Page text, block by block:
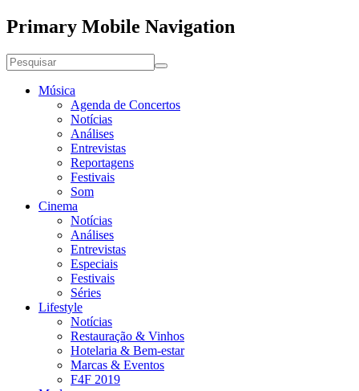
Primary Mobile Navigation
Música
Agenda de Concertos
Notícias
Análises
Entrevistas
Reportagens
Festivais
Som
Cinema
Notícias
Análises
Entrevistas
Especiais
Festivais
Séries
Lifestyle
Notícias
Restauração & Vinhos
Hotelaria & Bem-estar
Marcas & Eventos
F4F 2019